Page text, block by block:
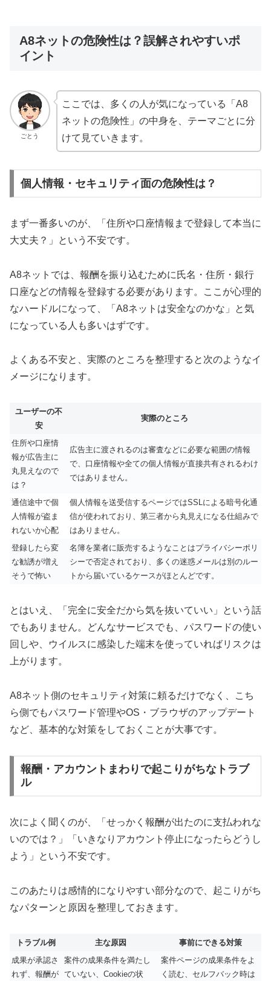
A8ネットの危険性は？誤解されやすいポ
イント
ごとう
ここでは、多くの人が気になっている「A8
ネットの危険性」の中身を、テーマごとに分
けて見ていきます。
個人情報・セキュリティ面の危険性は？
まず一番多いのが、「住所や口座情報まで登録して本当に
大丈夫？」という不安です。
A8ネットでは、報酬を振り込むために氏名・住所・銀行
口座などの情報を登録する必要があります。ここが心理的
なハードルになって、「A8ネットは安全なのかな」と気
になっている人も多いはずです。
よくある不安と、実際のところを整理すると次のようなイ
メージになります。
ユーザーの不
安
実際のところ
住所や口座情
報が広告主に
丸見えなので
は？
広告主に渡されるのは審査などに必要な範囲の情報
で、口座情報や全ての個人情報が直接共有されるわけ
ではありません。
通信途中で個
人情報が盗ま
れないか心配
個人情報を送受信するページではSSLによる暗号化通
信が使われており、第三者から丸見えになる仕組みで
はありません。
登録したら変
な勧誘が増え
そうで怖い
名簿を業者に販売するようなことはプライバシーポリ
シーで否定されており、多くの迷惑メールは別のルー
トから届いているケースがほとんどです。
とはいえ、「完全に安全だから気を抜いていい」という話
でもありません。どんなサービスでも、パスワードの使い
回しや、ウイルスに感染した端末を使っていればリスクは
上がります。
A8ネット側のセキュリティ対策に頼るだけでなく、こち
ら側でもパスワード管理やOS・ブラウザのアップデート
など、基本的な対策をしておくことが大事です。
報酬・アカウントまわりで起こりがちなトラブ
ル
次によく聞くのが、「せっかく報酬が出たのに支払われな
いのでは？」「いきなりアカウント停止になったらどうし
よう」という不安です。
このあたりは感情的になりやすい部分なので、起こりがち
なパターンと原因を整理しておきます。
トラブル例 主な原因
事前にできる対策
成果が承認さ
れず、報酬が
案件の成果条件を満たし
ていない、Cookieの状
案件ページの成果条件をよ
く読む、セルフバック時は